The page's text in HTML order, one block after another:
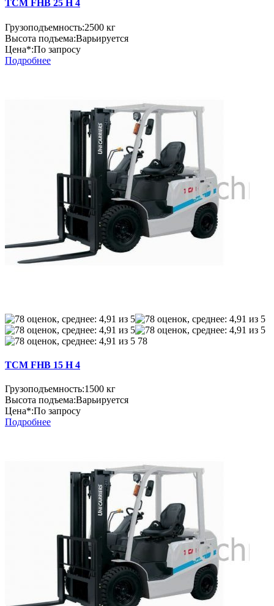
TCM FHB 25 H 4
Грузоподъемность:2500 кг
Высота подъема:Варьируется
Цена*:По запросу
Подробнее
78
TCM FHB 15 H 4
Грузоподъемность:1500 кг
Высота подъема:Варьируется
Цена*:По запросу
Подробнее